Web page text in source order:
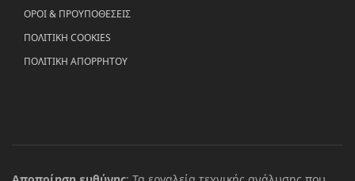
ΟΡΟΙ & ΠΡΟΥΠΟΘΕΣΕΙΣ
ΠΟΛΙΤΙΚΗ COOKIES
ΠΟΛΙΤΙΚΗ ΑΠΟΡΡΗΤΟΥ